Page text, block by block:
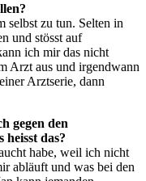
selbst zu tun. Selten in
und stösst auf
ich mir das nicht
Arzt aus und irgendwann
Arztserie, dann
gegen den
heisst das?
habe, weil ich nicht
abläuft und was bei den